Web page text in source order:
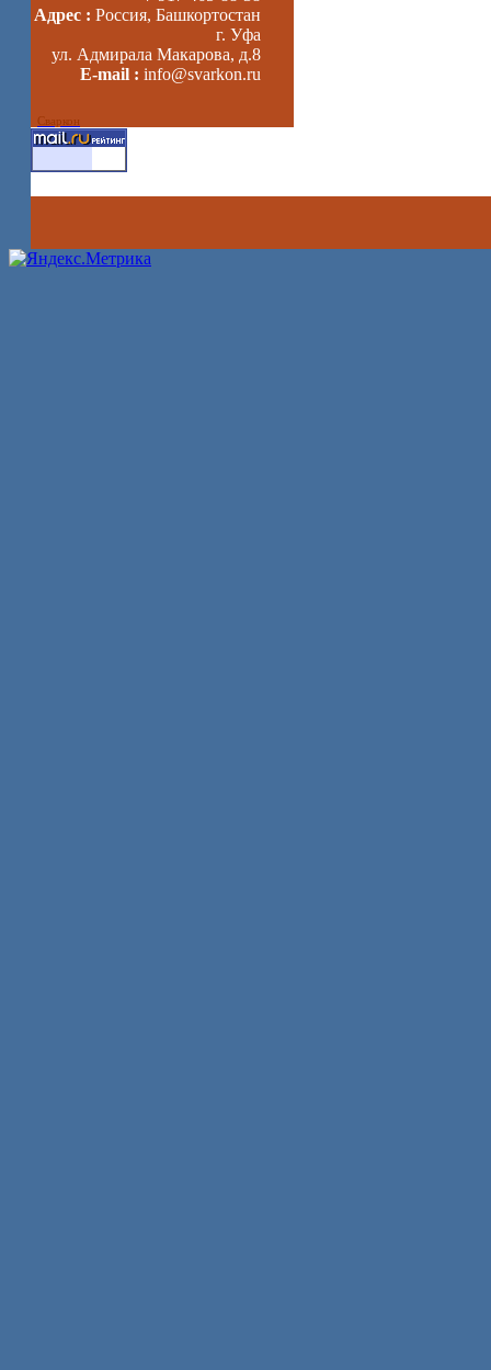
Адрес : Россия, Башкортостан
г. Уфа
ул. Адмирала Макарова, д.8
E-mail : info@svarkon.ru
Сваркон